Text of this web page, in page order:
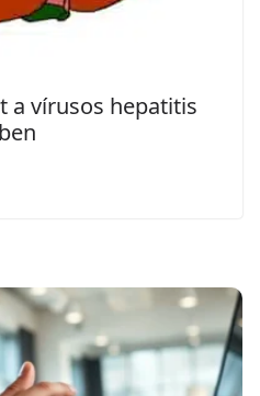
a vírusos hepatitis